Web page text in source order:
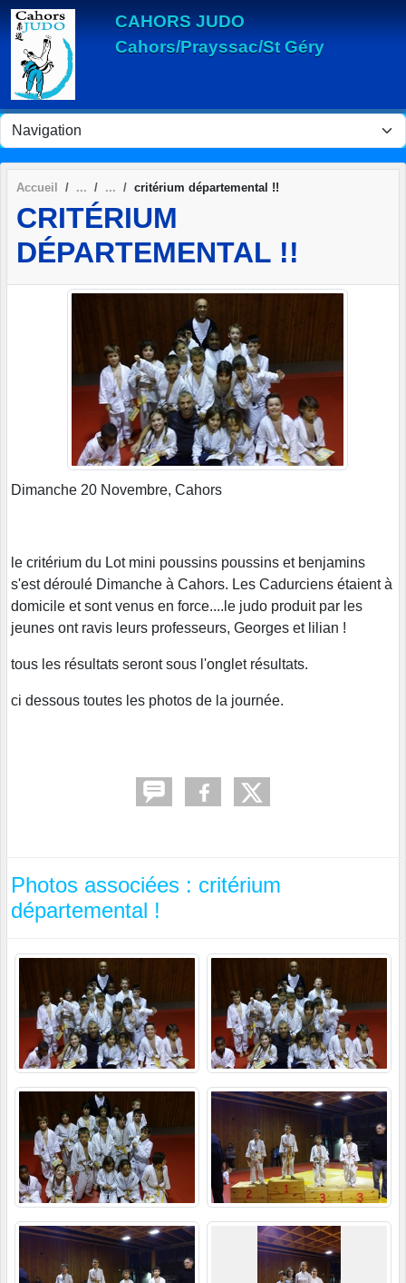
CAHORS JUDO
Cahors/Prayssac/St Géry
Accueil critérium départemental !!
CRITÉRIUM
DÉPARTEMENTAL !!
Dimanche 20 Novembre, Cahors
le critérium du Lot mini poussins poussins et benjamins
s'est déroulé Dimanche à Cahors. Les Cadurciens étaient à
domicile et sont venus en force....le judo produit par les
jeunes ont ravis leurs professeurs, Georges et lilian !
tous les résultats seront sous l'onglet résultats.
ci dessous toutes les photos de la journée.
Photos associées : critérium
départemental !
Panneau de gestion des cookies